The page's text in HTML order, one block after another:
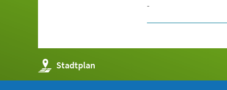
-
Stadtplan
(Öffnet
in
einem